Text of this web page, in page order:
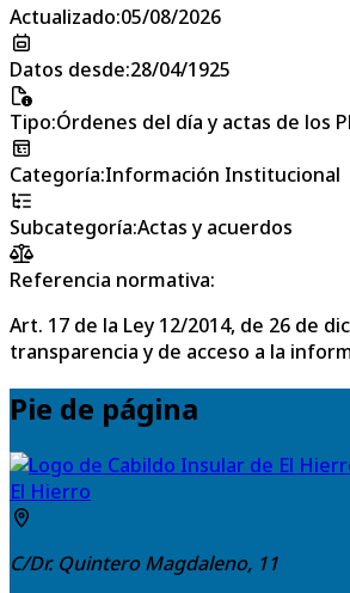
Actualizado:05/08/2026
Datos desde:28/04/1925
Tipo:Órdenes del día y actas de los
Categoría:Información Institucional
Subcategoría:Actas y acuerdos
Referencia normativa:
Art. 17 de la Ley 12/2014, de 26 de
transparencia y de acceso a la
Pie de página
El Hierro
C/Dr. Quintero Magdaleno, 11